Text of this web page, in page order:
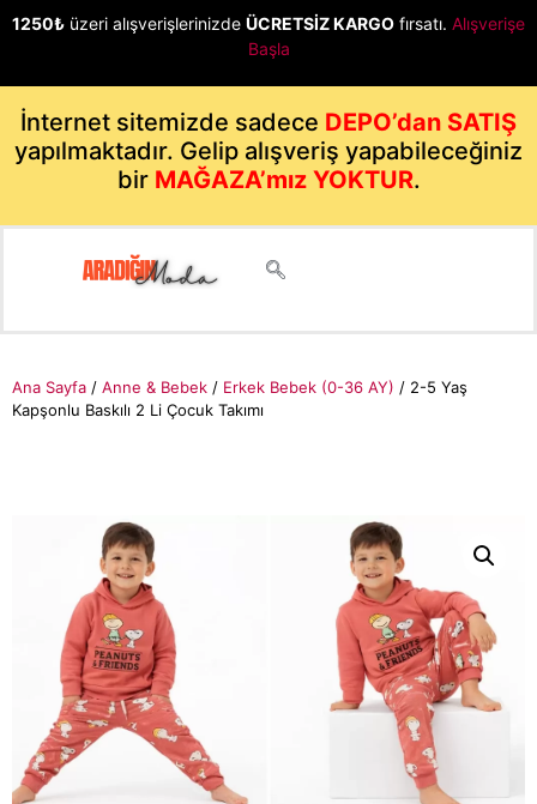
1250₺ üzeri alışverişlerinizde ÜCRETSİZ KARGO fırsatı. Alışverişe
Başla
İnternet sitemizde sadece DEPO’dan SATIŞ
yapılmaktadır. Gelip alışveriş yapabileceğiniz
bir MAĞAZA’mız YOKTUR.
Ana Sayfa / Anne & Bebek / Erkek Bebek (0-36 AY) / 2-5 Yaş
Kapşonlu Baskılı 2 Li Çocuk Takımı